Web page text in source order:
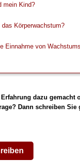
mein Kind?
das Körperwachstum?
Einnahme von
dazu gemacht
Dann schreiben